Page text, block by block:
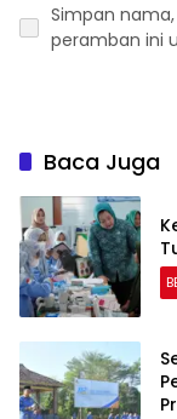
Simpan
peramban ini
Baca Juga